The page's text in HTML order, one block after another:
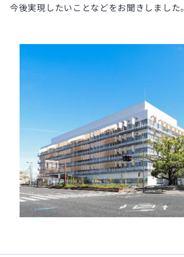
今後実現したいことなどをお聞きしました。